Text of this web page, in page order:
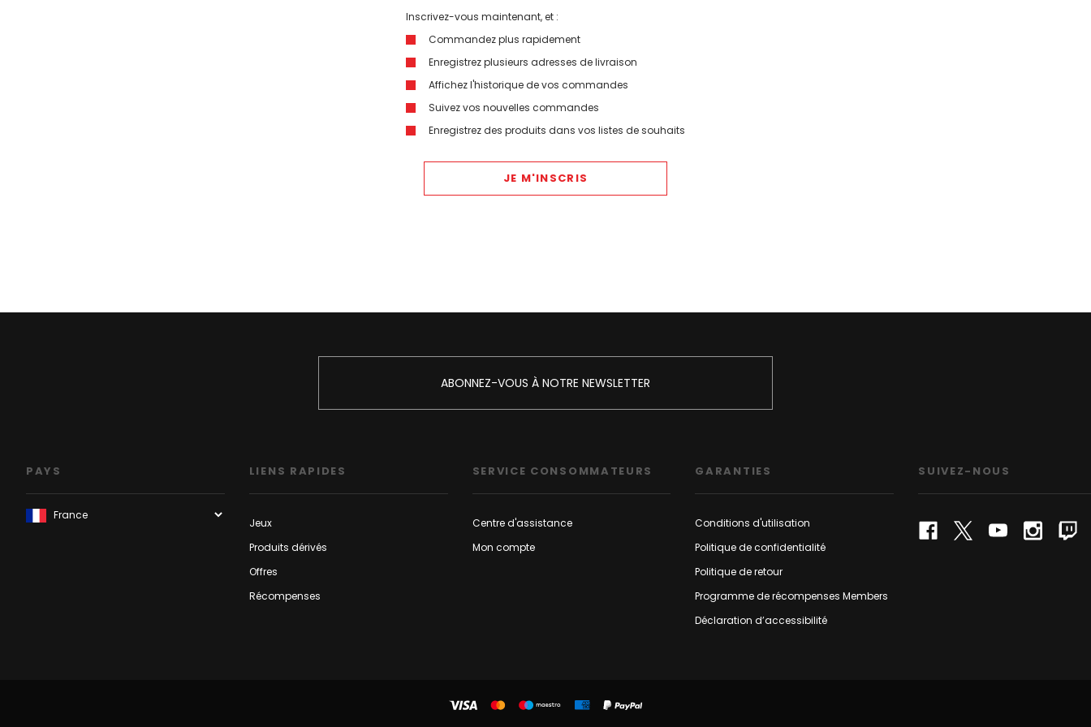
Inscrivez-vous maintenant, et :
Commandez plus rapidement
Enregistrez plusieurs adresses de livraison
Affichez l'historique de vos commandes
Suivez vos nouvelles commandes
Enregistrez des produits dans vos listes de souhaits
JE M'INSCRIS
ABONNEZ-VOUS À NOTRE NEWSLETTER
PAYS LIENS RAPIDES
Jeux
Produits dérivés
Offres
Récompenses
SERVICE CONSOMMATEURS
Centre d'assistance
Mon compte
GARANTIES
Conditions d'utilisation
Politique de confidentialité
Politique de retour
Programme de récompenses Members
Déclaration d’accessibilité
SUIVEZ-NOUS